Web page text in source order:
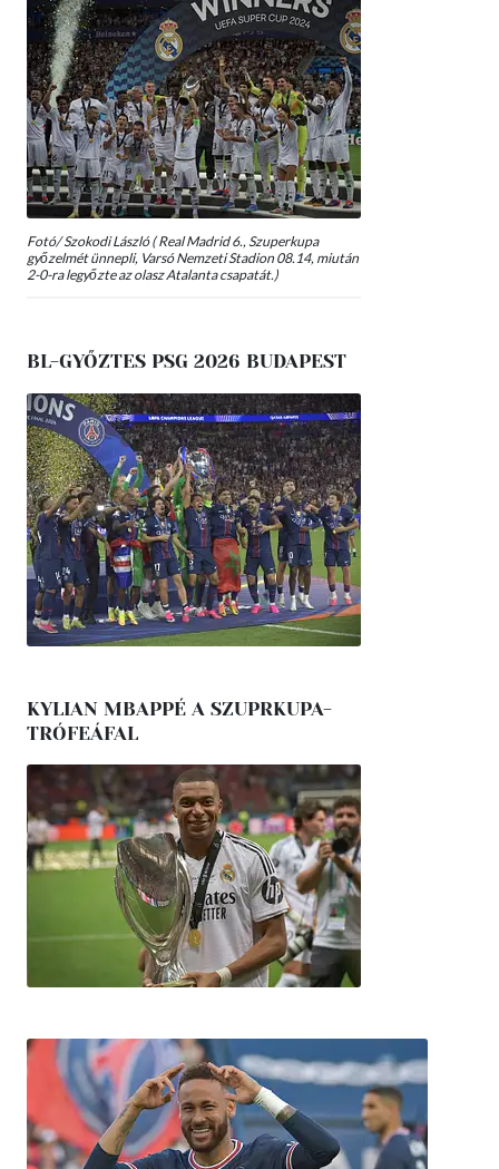
Fotó/ Szokodi László ( Real Madrid 6., Szuperkupa
győzelmét ünnepli, Varsó Nemzeti Stadion 08.14, miután
2-0-ra legyőzte az olasz Atalanta csapatát.)
BL-GYŐZTES PSG 2026 BUDAPEST
KYLIAN MBAPPÉ A SZUPRKUPA-
TRÓFEÁFAL